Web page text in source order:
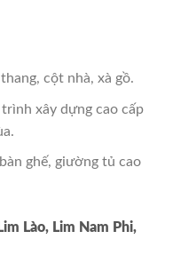
cột nhà, xà gồ.
xây dựng cao cấp
ghế, giường tủ cao
Lào, Lim Nam Phi,